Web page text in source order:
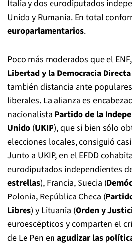
Italia y dos eurodiputados
Unido y Rumania. En total
europarlamentarios.
Poco más moderados que el ENF,
Libertad y la Democracia Directa
también distancia ante
liberales. La alianza es
nacionalista Partido de la
Unido (UKIP), que si bien sólo
elecciones locales, consiguió
Junto a UKIP, en el EFDD
eurodiputados independientes
estrellas), Francia, Suecia (
Polonia, República Checa (
Libres) y Lituania (Orden y
euroescépticos y comparten el
de Le Pen en agudizar las